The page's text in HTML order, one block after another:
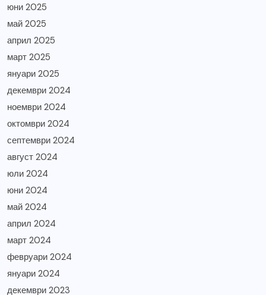
юни 2025
май 2025
април 2025
март 2025
януари 2025
декември 2024
ноември 2024
октомври 2024
септември 2024
август 2024
юли 2024
юни 2024
май 2024
април 2024
март 2024
февруари 2024
януари 2024
декември 2023